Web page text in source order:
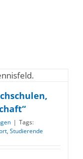
| Tags:
, Studierende